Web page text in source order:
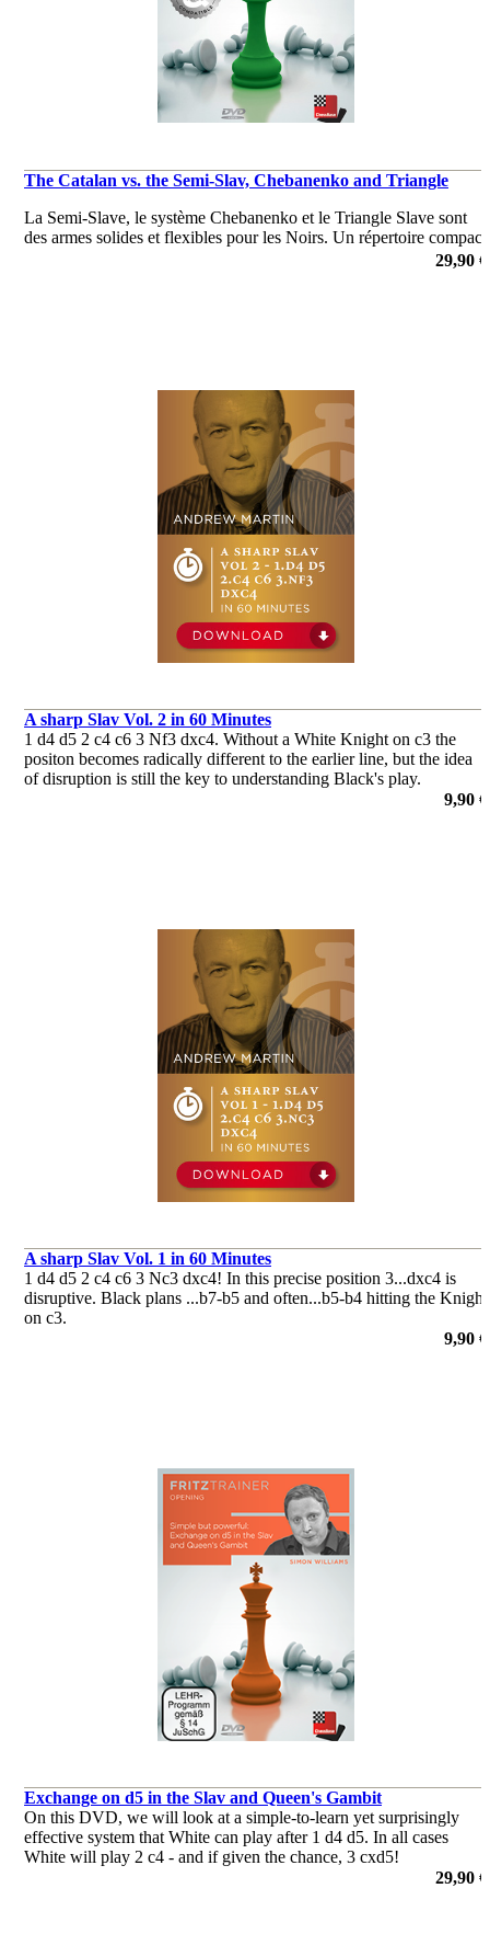
The Catalan vs. the Semi-Slav, Chebanenko and Triangle
La Semi-Slave, le système Chebanenko et le Triangle Slave sont
des armes solides et flexibles pour les Noirs. Un répertoire compact
et prometteur pour ceux qui aiment jouer actif avec les Blancs.29,90 €
A sharp Slav Vol. 2 in 60 Minutes
1 d4 d5 2 c4 c6 3 Nf3 dxc4. Without a White Knight on c3 the
positon becomes radically different to the earlier line, but the idea
of disruption is still the key to understanding Black's play.
9,90 €
A sharp Slav Vol. 1 in 60 Minutes
1 d4 d5 2 c4 c6 3 Nc3 dxc4! In this precise position 3...dxc4 is
disruptive. Black plans ...b7-b5 and often...b5-b4 hitting the Knight
on c3.
9,90 €
Exchange on d5 in the Slav and Queen's Gambit
On this DVD, we will look at a simple-to-learn yet surprisingly
effective system that White can play after 1 d4 d5. In all cases
White will play 2 c4 - and if given the chance, 3 cxd5!
29,90 €